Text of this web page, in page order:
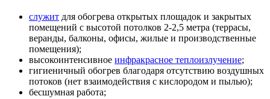
служит для обогрева открытых площадок и закрытых
помещений с высотой потолков 2-2,5 метра (террасы,
веранды, балконы, офисы, жилые и производственные
помещения);
высокоинтенсивное инфракрасное теплоизлучение;
гигиеничный обогрев благодаря отсутствию воздушных
потоков (нет взаимодействия с кислородом и пылью);
бесшумная работа;